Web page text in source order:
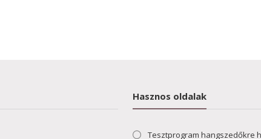
Hasznos oldalak
Tesztprogram hangszedőkre